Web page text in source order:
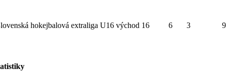
hokejbalová extraliga U16 východ 16 6 3 9